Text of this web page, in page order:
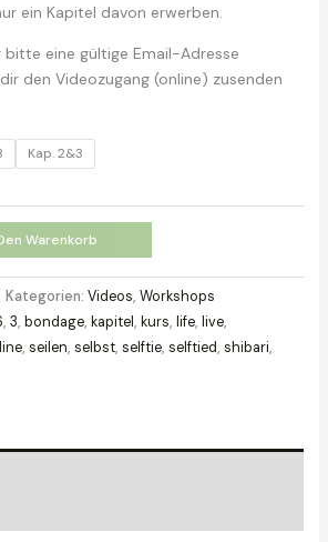
ein Kapitel davon erwerben.
bitte eine gültige Email-Adresse
den Videozugang (online) zusenden
Kap. 2&3
Warenkorb
Kategorien: Videos, Workshops
, 3, bondage, kapitel, kurs, life, live,
, seilen, selbst, selftie, selftied, shibari,